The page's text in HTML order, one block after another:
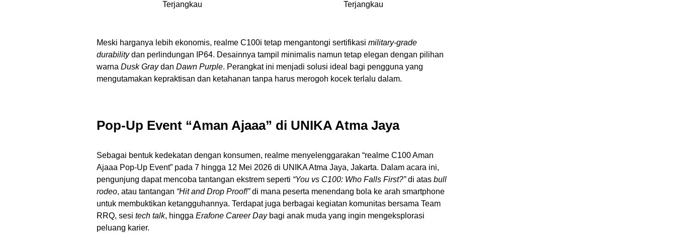
Meski harganya lebih ekonomis, realme C100i tetap mengantongi sertifikasi military-grade
durabilitydan perlindungan IP64. Desainnya tampil minimalis namun tetap elegan dengan pilihan
warna Dusk Graydan Dawn Purple. Perangkat ini menjadi solusi ideal bagi pengguna yang
mengutamakan kepraktisan dan ketahanan tanpa harus merogoh kocek terlalu dalam.
Pop-Up Event “Aman Ajaaa” di UNIKA Atma Jaya
Sebagai bentuk kedekatan dengan konsumen, realme menyelenggarakan “realme C100 Aman
Ajaaa Pop-Up Event” pada 7 hingga 12 Mei 2026 di UNIKA Atma Jaya, Jakarta. Dalam acara ini,
pengunjung dapat mencoba tantangan ekstrem seperti “You vs C100: Who Falls First?”di atas bull
rodeo, atau tantangan “Hit and Drop Proof!”di mana peserta menendang bola ke arah smartphone
untuk membuktikan ketangguhannya. Terdapat juga berbagai kegiatan komunitas bersama Team
RRQ, sesi tech talk, hingga Erafone Career Daybagi anak muda yang ingin mengeksplorasi
peluang karier.